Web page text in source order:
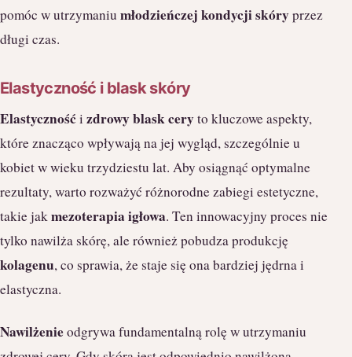
pomóc w utrzymaniu młodzieńczej kondycji skóryprzez
długi czas.
Elastyczność i blask skóry
Elastycznośći zdrowy blask ceryto kluczowe aspekty,
które znacząco wpływają na jej wygląd, szczególnie u
kobiet w wieku trzydziestu lat. Aby osiągnąć optymalne
rezultaty, warto rozważyć różnorodne zabiegi estetyczne,
takie jakmezoterapia igłowa. Ten innowacyjny proces nie
tylko nawilża skórę, ale również pobudza produkcję
kolagenu, co sprawia, że staje się ona bardziej jędrna i
elastyczna.
Nawilżenieodgrywa fundamentalną rolę w utrzymaniu